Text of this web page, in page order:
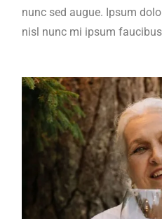
nunc sed augue. Ipsum
nisl nunc mi ipsum